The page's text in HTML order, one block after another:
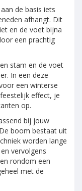
de basis iets
afhangt. Dit
en de voet bijna
een prachtig
stam en de voet
In een deze
een winterse
effect, je
op.
bij jouw
boom bestaat uit
worden lange
vervolgens
rondom een
met de